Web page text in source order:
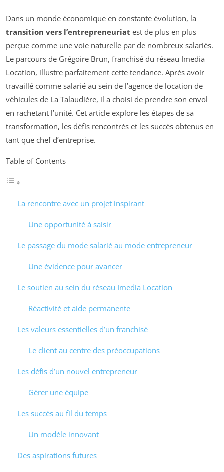
Dans un monde économique en constante évolution, la
transition vers l’entrepreneuriat est de plus en plus
perçue comme une voie naturelle par de nombreux salariés.
Le parcours de Grégoire Brun, franchisé du réseau Imedia
Location, illustre parfaitement cette tendance. Après avoir
travaillé comme salarié au sein de l’agence de location de
véhicules de La Talaudière, il a choisi de prendre son envol
en rachetant l’unité. Cet article explore les étapes de sa
transformation, les défis rencontrés et les succès obtenus en
tant que chef d’entreprise.
Table of Contents
La rencontre avec un projet inspirant
Une opportunité à saisir
Le passage du mode salarié au mode entrepreneur
Une évidence pour avancer
Le soutien au sein du réseau Imedia Location
Réactivité et aide permanente
Les valeurs essentielles d’un franchisé
Le client au centre des préoccupations
Les défis d’un nouvel entrepreneur
Gérer une équipe
Les succès au fil du temps
Un modèle innovant
Des aspirations futures